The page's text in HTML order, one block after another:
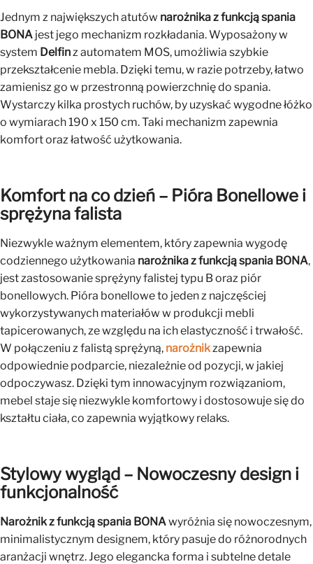
Jednym z największych atutów narożnika z funkcją spania
BONA jest jego mechanizm rozkładania. Wyposażony w
system Delfinz automatem MOS, umożliwia szybkie
przekształcenie mebla. Dzięki temu, w razie potrzeby, łatwo
zamienisz go w przestronną powierzchnię do spania.
Wystarczy kilka prostych ruchów, by uzyskać wygodne łóżko
o wymiarach 190 x 150 cm. Taki mechanizm zapewnia
komfort oraz łatwość użytkowania.
Komfort na co dzień – Pióra Bonellowe i
sprężyna falista
Niezwykle ważnym elementem, który zapewnia wygodę
codziennego użytkowania narożnika z funkcją spania BONA,
jest zastosowanie sprężyny falistej typu B oraz piór
bonellowych. Pióra bonellowe to jeden z najczęściej
wykorzystywanych materiałów w produkcji mebli
tapicerowanych, ze względu na ich elastyczność i trwałość.
W połączeniu z falistą sprężyną, narożnikzapewnia
odpowiednie podparcie, niezależnie od pozycji, w jakiej
odpoczywasz. Dzięki tym innowacyjnym rozwiązaniom,
mebel staje się niezwykle komfortowy i dostosowuje się do
kształtu ciała, co zapewnia wyjątkowy relaks.
Stylowy wygląd – Nowoczesny design i
funkcjonalność
Narożnik z funkcją spania BONAwyróżnia się nowoczesnym,
minimalistycznym designem, który pasuje do różnorodnych
aranżacji wnętrz. Jego elegancka forma i subtelne detale